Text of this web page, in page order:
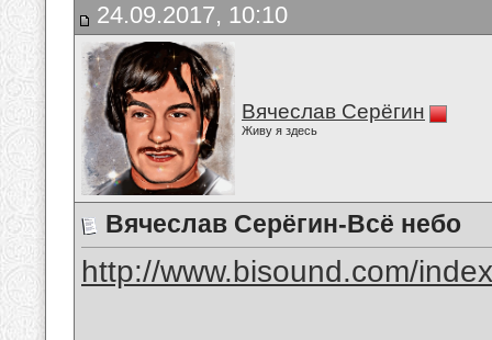
24.09.2017, 10:10
Вячеслав Серёгин
Живу я здесь
Вячеслав Серёгин-Всё небо
http://www.bisound.com/